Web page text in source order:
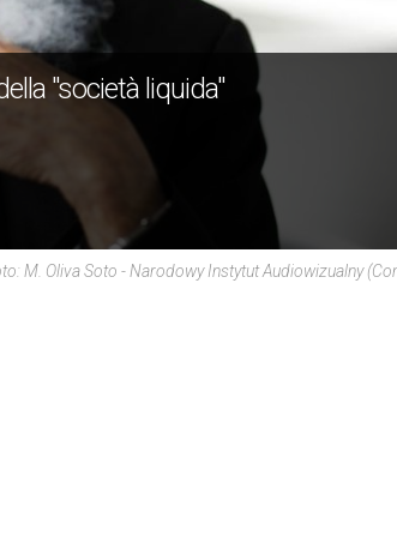
"società liquida"
M. Oliva Soto - Narodowy Instytut Audiowizualny